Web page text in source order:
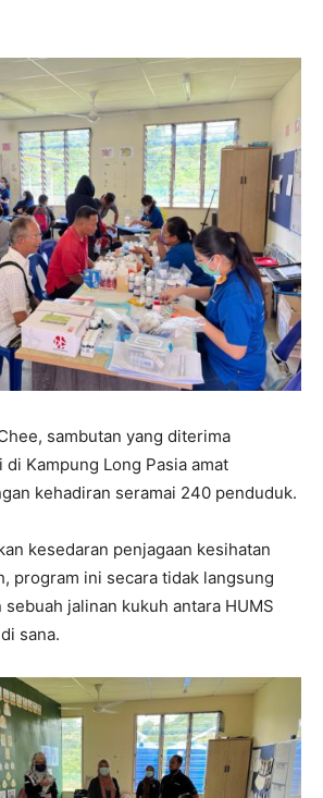
sambutan yang diterima
Kampung Long Pasia amat
kehadiran seramai 240 penduduk.
kesedaran penjagaan kesihatan
program ini secara tidak langsung
jalinan kukuh antara HUMS
sana.